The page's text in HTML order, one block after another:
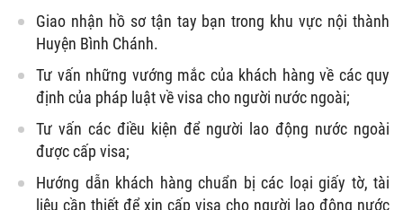
Giao nhận hồ sơ tận tay bạn trong khu vực nội thành
Huyện Bình Chánh.
Tư vấn những vướng mắc của khách hàng về các quy
định của pháp luật về visa cho người nước ngoài;
Tư vấn các điều kiện để người lao động nước ngoài
được cấp visa;
Hướng dẫn khách hàng chuẩn bị các loại giấy tờ, tài
liệu cần thiết để xin cấp visa cho người lao động nước